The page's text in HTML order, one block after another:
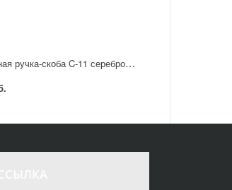
Мебельная ручка-скоба C-11 серебро 96 мм дерево